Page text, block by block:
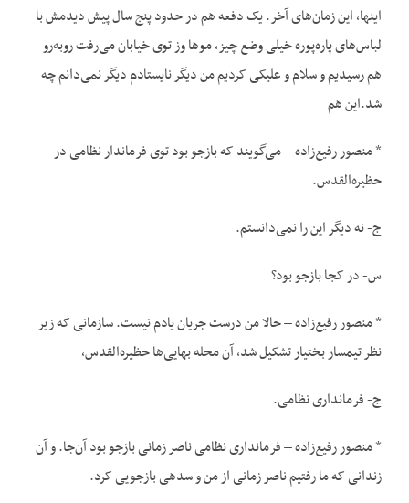
اینها، این زمان‌های آخر. یک دفعه هم در حدود پنج سال پیش دیدمش با
لباس‌های پاره‌پوره خیلی وضع چیز، موها وز توی خیابان می‌رفت روبه‌رو
هم رسیدیم و سلام و علیکی کردیم من دیگر نایستادم دیگر نمی‌دانم چه
شد.این هم
* منصور رفیع‌زاده – می‌گویند که بازجو بود توی فرماندار نظامی در
حظیره‌القدس.
ج- نه دیگر این را نمی‌دانستم.
س- در کجا بازجو بود؟
* منصور رفیع‌زاده – حالا من درست جریان یادم نیست. سازمانی که زیر
نظر تیمسار بختیار تشکیل شد، آن محله بهایی‌ها حظیره‌القدس،
ج- فرمانداری نظامی.
* منصور رفیع‌زاده – فرمانداری نظامی ناصر زمانی بازجو بود آن‌جا. و آن
زندانی که ما رفتیم ناصر زمانی از من و سدهی بازجویی کرد.